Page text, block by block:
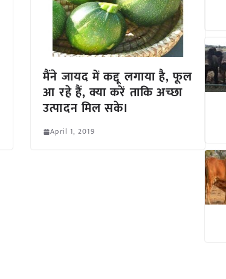
मैंने जायद में कद्दू लगाया है, फूल
आ रहे हैं, क्या करें ताकि अच्छा
उत्पादन मिल सके।
April 1, 2019